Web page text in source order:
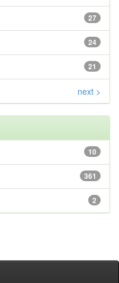
27
24
21
next >
10
361
2